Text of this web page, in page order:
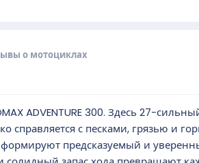
о мотоциклах
ADVENTURE 300. Здесь 27-
справляется с песками, грязью и
предсказуемый и